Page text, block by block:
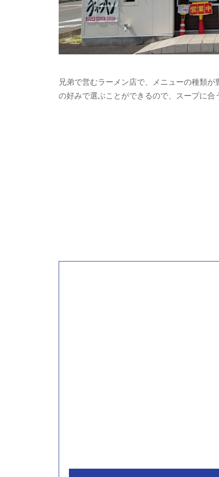
兄弟で営むラーメン店で、メニューの種類
の好みで選ぶことができるので、スープに